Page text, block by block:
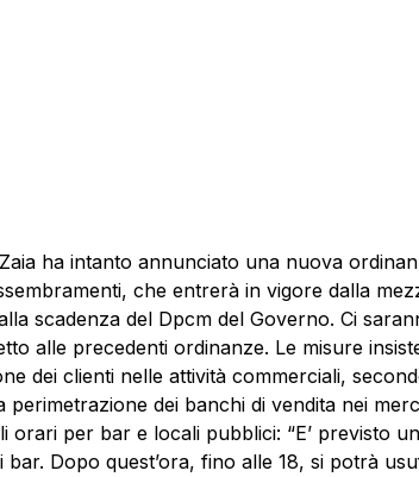
ha intanto annunciato una nuova
che entrerà in vigore dalla
scadenza del Dpcm del Governo. Ci
alle precedenti ordinanze. Le misure
dei clienti nelle attività commerciali,
dei banchi di vendita nei
orari per bar e locali pubblici: “E’ previsto
bar. Dopo quest’ora, fino alle 18, si potrà